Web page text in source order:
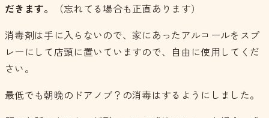
だきます。
（忘れてる場合も正直あります）
消毒剤は手に入らないので、家にあったアルコールをスプ
レーにして店頭に置いていますので、自由に使用してくだ
さい。
最低でも朝晩のドアノブ？の消毒はするようにしました。